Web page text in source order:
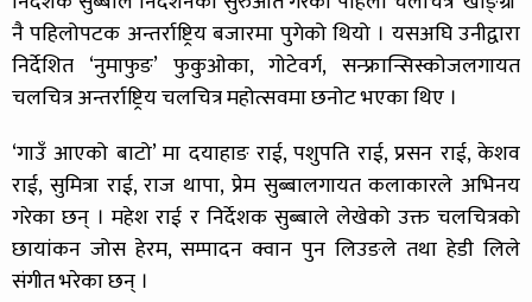
नै पहिलोपटक अन्तर्राष्ट्रिय बजारमा पुगेको थियो । यसअघि उनीद्वारा
निर्देशित ‘नुमाफुङ’ फुकुओका, गोटेवर्ग, सन्फ्रान्सिस्कोजलगायत
चलचित्र अन्तर्राष्ट्रिय चलचित्र महोत्सवमा छनोट भएका थिए ।
‘गाउँ आएको बाटो’ मा दयाहाङ राई, पशुपति राई, प्रसन राई, केशव
राई, सुमित्रा राई, राज थापा, प्रेम सुब्बालगायत कलाकारले अभिनय
गरेका छन् । महेश राई र निर्देशक सुब्बाले लेखेको उक्त चलचित्रको
छायांकन जोस हेरम, सम्पादन क्वान पुन लिउङले तथा हेडी लिले
संगीत भरेका छन् ।